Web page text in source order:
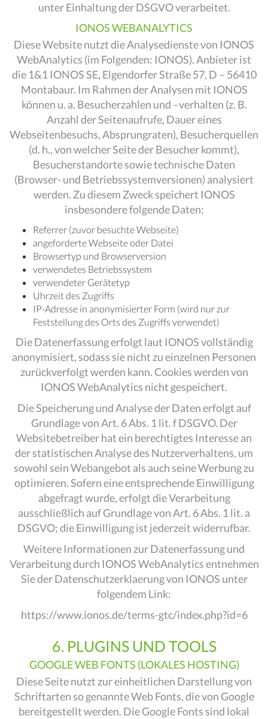
unter Einhaltung der DSGVO verarbeitet.
IONOS WEBANALYTICS
Diese Website nutzt die Analysedienste von IONOS
WebAnalytics (im Folgenden: IONOS). Anbieter ist
die 1&1 IONOS SE, Elgendorfer Straße 57, D – 56410
Montabaur. Im Rahmen der Analysen mit IONOS
können u. a. Besucherzahlen und –verhalten (z. B.
Anzahl der Seitenaufrufe, Dauer eines
Webseitenbesuchs, Absprungraten), Besucherquellen
(d. h., von welcher Seite der Besucher kommt),
Besucherstandorte sowie technische Daten
(Browser- und Betriebssystemversionen) analysiert
werden. Zu diesem Zweck speichert IONOS
insbesondere folgende Daten:
Referrer (zuvor besuchte Webseite)
angeforderte Webseite oder Datei
Browsertyp und Browserversion
verwendetes Betriebssystem
verwendeter Gerätetyp
Uhrzeit des Zugriffs
IP-Adresse in anonymisierter Form (wird nur zur
Feststellung des Orts des Zugriffs verwendet)
Die Datenerfassung erfolgt laut IONOS vollständig
anonymisiert, sodass sie nicht zu einzelnen Personen
zurückverfolgt werden kann. Cookies werden von
IONOS WebAnalytics nicht gespeichert.
Die Speicherung und Analyse der Daten erfolgt auf
Grundlage von Art. 6 Abs. 1 lit. f DSGVO. Der
Websitebetreiber hat ein berechtigtes Interesse an
der statistischen Analyse des Nutzerverhaltens, um
sowohl sein Webangebot als auch seine Werbung zu
optimieren. Sofern eine entsprechende Einwilligung
abgefragt wurde, erfolgt die Verarbeitung
ausschließlich auf Grundlage von Art. 6 Abs. 1 lit. a
DSGVO; die Einwilligung ist jederzeit widerrufbar.
Weitere Informationen zur Datenerfassung und
Verarbeitung durch IONOS WebAnalytics entnehmen
Sie der Datenschutzerklaerung von IONOS unter
folgendem Link:
https://www.ionos.de/terms-gtc/index.php?id=6
6. PLUGINS UND TOOLS
GOOGLE WEB FONTS (LOKALES HOSTING)
Diese Seite nutzt zur einheitlichen Darstellung von
Schriftarten so genannte Web Fonts, die von Google
bereitgestellt werden. Die Google Fonts sind lokal